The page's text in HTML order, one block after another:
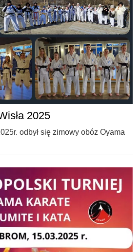
2025
odbył się zimowy obóz Oyama